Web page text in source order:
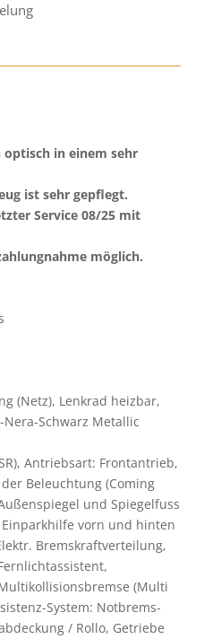
optisch in einem sehr
ist sehr gepflegt.
Service 08/25 mit
möglich.
(Netz), Lenkrad heizbar,
Schwarz Metallic
Antriebsart: Frontantrieb,
Beleuchtung (Coming
und Spiegelfuss
vorn und hinten
Bremskraftverteilung,
(Multi
System: Notbrems-
/ Rollo, Getriebe